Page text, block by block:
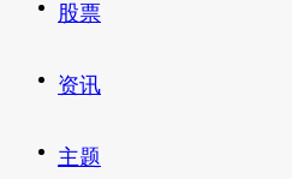
股票
资讯
主题